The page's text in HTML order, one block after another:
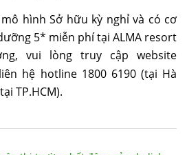
hình Sở hữu kỳ nghỉ và có cơ
5* miễn phí tại ALMA resort
vui lòng truy cập website
hệ hotline 1800 6190 (tại Hà
TP.HCM).